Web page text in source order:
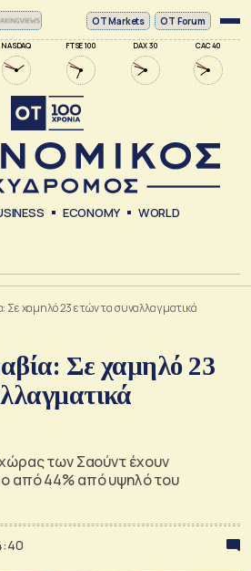
NASDAQ FTSE 100 DAX 30 CAC 40
ΟΤ Markets OT Forum
ECONOMY WORLD
Σε χαμηλό 23 ετών τα συναλλαγματικά
Σε χαμηλό 23
των Σαούντ έχουν
από 44% από υψηλό του